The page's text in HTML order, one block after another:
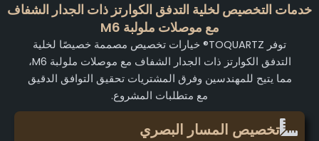
التخصيص لخلية التدفق الكوارتز ذات الجدار الشفاف
مع موصلات ملولبة M6
توفر TOQUARTZ® خيارات تخصيص مصممة خصيصًا لخلية
التدفق الكوارتز ذات الجدار الشفاف مع موصلات ملولبة M6،
مما يتيح للمهندسين وفرق المشتريات تحقيق التوافق الدقيق
مع متطلبات المشروع.
تخصيص المسار البصري